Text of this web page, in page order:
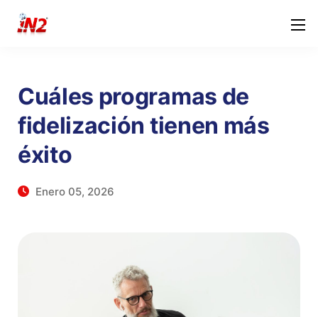
Cuáles programas de
fidelización tienen más
éxito
Enero 05, 2026